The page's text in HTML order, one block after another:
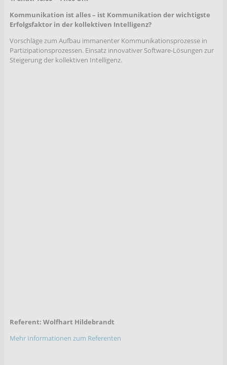
Kommunikation ist alles – ist Kommunikation der wichtigste
Erfolgsfaktor in der kollektiven Intelligenz?
Vorschläge zum Aufbau immanenter Kommunikationsprozesse in
Partizipationsprozessen. Einsatz innovativer Software-Lösungen zur
Steigerung der kollektiven Intelligenz.
Referent: Wolfhart Hildebrandt
Mehr Informationen zum Referenten